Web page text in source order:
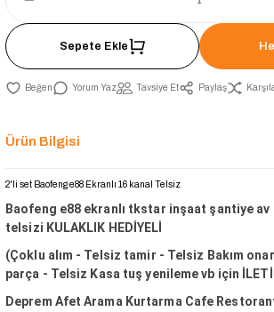
Sepete Ekle
Yorum Yaz Tavsiye Et Paylaş
Ürün Bilgisi
2'li set Baofeng e88 Ekranlı 16 kanal Telsiz
Baofeng e88 ekranlı tkstar inşaat şantiye av
telsizi KULAKLIK HEDİYELİ
(Çoklu alım - Telsiz tamir - Telsiz Bakım
parça - Telsiz Kasa tuş yenileme vb için
Deprem Afet Arama Kurtarma Cafe